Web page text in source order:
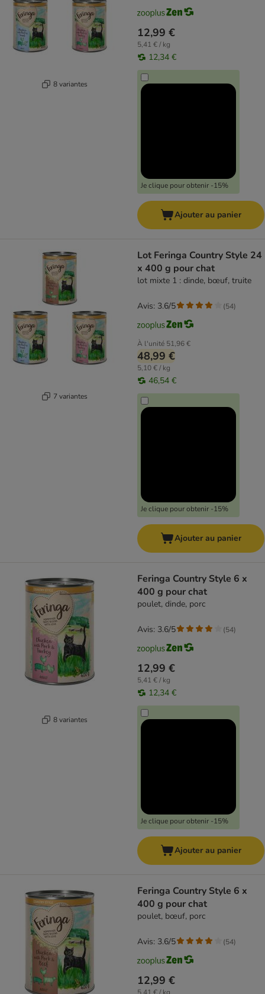
8 variantes
12,99 €
5,41 € / kg
12,34 €
Je clique pour obtenir -15%
Ajouter au panier
7 variantes
Lot Feringa Country Style 24
x 400 g pour chat
lot mixte 1 : dinde, bœuf, truite
À l'unité 51,96 €
48,99 €
5,10 € / kg
46,54 €
Je clique pour obtenir -15%
Avis: 3.6/5 (54)
Ajouter au panier
8 variantes
Feringa Country Style 6 x
400 g pour chat
poulet, dinde, porc
12,99 €
5,41 € / kg
12,34 €
Je clique pour obtenir -15%
Avis: 3.6/5 (54)
Ajouter au panier
Feringa Country Style 6 x
400 g pour chat
poulet, bœuf, porc
12,99 €
Avis: 3.6/5 (54)